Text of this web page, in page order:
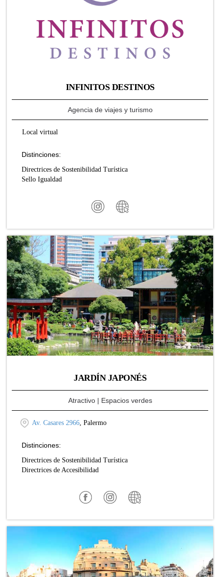
INFINITOS DESTINOS
Agencia de viajes y turismo
Local virtual
Distinciones:
Directrices de Sostenibilidad Turística
Sello Igualdad
JARDÍN JAPONÉS
Atractivo | Espacios verdes
Av. Casares 2966, Palermo
Distinciones:
Directrices de Sostenibilidad Turística
Directrices de Accesibilidad